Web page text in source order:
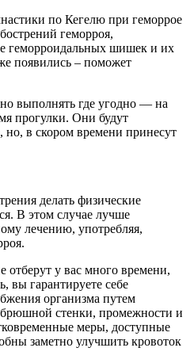
по Кегелю при геморрое
геморроя,
геморроидальных шишек и их
появились – поможет
выполнять где угодно — на
прогулки. Они будут
в скором времени принесут
делать физические
В этом случае лучше
лечению, употребляя,
отберут у вас много времени,
вы гарантируете себе
организма путем
стенки, промежности и
меры, доступные
заметно улучшить кровоток